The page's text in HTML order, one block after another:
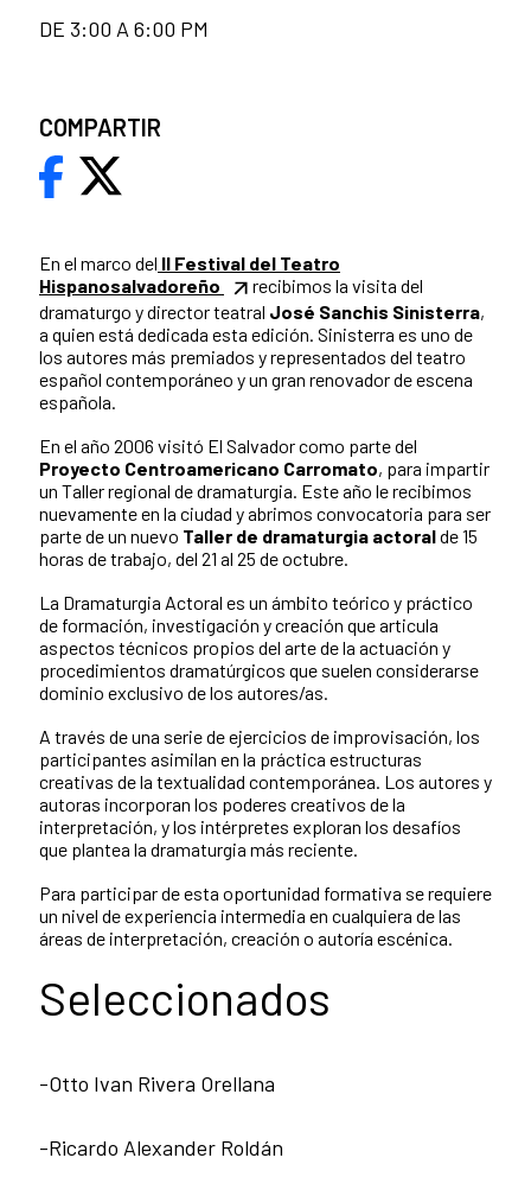
En el marco del II Festival del Teatro
Hispanosalvadoreño
recibimos la visita del
dramaturgo y director teatral José Sanchis Sinisterra,
a quien está dedicada esta edición. Sinisterra es uno de
los autores más premiados y representados del teatro
español contemporáneo y un gran renovador de escena
española.
En el año 2006 visitó El Salvador como parte del
Proyecto Centroamericano Carromato, para impartir
un Taller regional de dramaturgia. Este año le recibimos
nuevamente en la ciudad y abrimos convocatoria para ser
parte de un nuevo Taller de dramaturgia actoralde 15
horas de trabajo, del 21 al 25 de octubre.
La Dramaturgia Actoral es un ámbito teórico y práctico
de formación, investigación y creación que articula
aspectos técnicos propios del arte de la actuación y
procedimientos dramatúrgicos que suelen considerarse
dominio exclusivo de los autores/as.
A través de una serie de ejercicios de improvisación, los
participantes asimilan en la práctica estructuras
creativas de la textualidad contemporánea. Los autores y
autoras incorporan los poderes creativos de la
interpretación, y los intérpretes exploran los desafíos
que plantea la dramaturgia más reciente.
Para participar de esta oportunidad formativa se requiere
un nivel de experiencia intermedia en cualquiera de las
áreas de interpretación, creación o autoría escénica.
Seleccionados
-Otto Ivan Rivera Orellana
-Ricardo Alexander Roldán
DE 3:00 A 6:00 PM
COMPARTIR